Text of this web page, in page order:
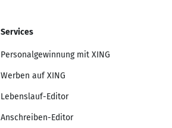
Services
Personalgewinnung mit XING
Werben auf XING
Lebenslauf-Editor
Anschreiben-Editor